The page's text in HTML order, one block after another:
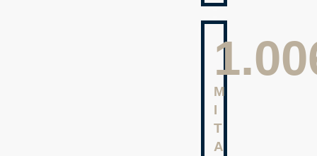
M
I
T
A